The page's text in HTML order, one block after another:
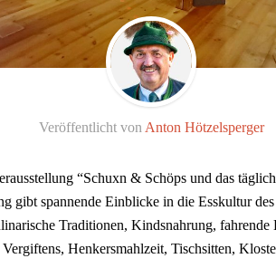
Veröffentlicht von Anton Hötzelsperger
“Schuxn & Schöps und das
gibt spannende Einblicke in die Esskultur
Traditionen, Kindsnahrung, fahrende
Henkersmahlzeit, Tischsitten,